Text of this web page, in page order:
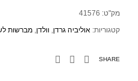
מק"ט: 41576
קטגוריות: אוליביה גרדן, וולדן, מברשות
SHARE